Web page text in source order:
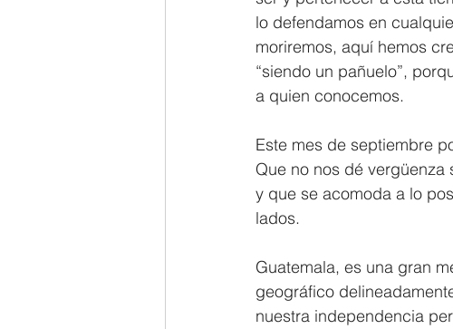
lo defendamos en
moriremos, aquí hemos
“siendo un pañuelo”,
a quien conocemos.
Este mes de septiembre
Que no nos dé
y que se acomoda a lo
lados.
Guatemala, es una gran
geográfico
nuestra independencia